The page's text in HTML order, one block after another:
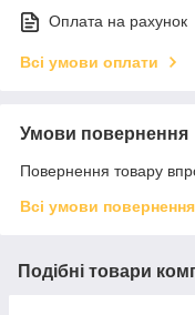
Оплата на рахунок
Всі умови оплати
Умови повернення
Повернення товару
Всі умови повернення
Подібні товари